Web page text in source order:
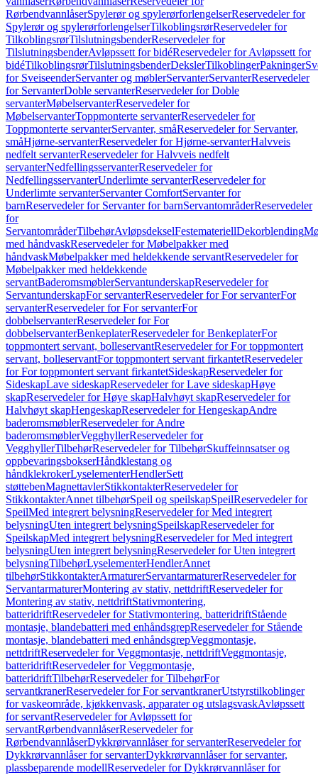
RørbendvannlåserSpylerør og spylerørforlengelserReservedeler for
Spylerør og spylerørforlengelserTilkoblingsrørReservedeler for
TilkoblingsrørTilslutningsbenderReservedeler for
TilslutningsbenderAvløpssett for bidéReservedeler for Avløpssett for
bidéTilkoblingsrørTilslutningsbenderDekslerTilkoblingerPakninger
for SveiseenderServanter og møblerServanterServanterReservedeler
for ServanterDoble servanterReservedeler for Doble
servanterMøbelservanterReservedeler for
MøbelservanterToppmonterte servanterReservedeler for
Toppmonterte servanterServanter, småReservedeler for Servanter,
småHjørne-servanterReservedeler for Hjørne-servanterHalvveis
nedfelt servanterReservedeler for Halvveis nedfelt
servanterNedfellingsservanterReservedeler for
NedfellingsservanterUnderlimte servanterReservedeler for
Underlimte servanterServanter ComfortServanter for
barnReservedeler for Servanter for barnServantområderReservedeler
for
ServantområderTilbehørAvløpsdekselFestemateriellDekorblending
med håndvaskReservedeler for Møbelpakker med
håndvaskMøbelpakker med heldekkende servantReservedeler for
Møbelpakker med heldekkende
servantBaderomsmøblerServantunderskapReservedeler for
ServantunderskapFor servanterReservedeler for For servanterFor
servanterReservedeler for For servanterFor
dobbelservanterReservedeler for For
dobbelservanterBenkeplaterReservedeler for BenkeplaterFor
toppmontert servant, bolleservantReservedeler for For toppmontert
servant, bolleservantFor toppmontert servant firkantetReservedeler
for For toppmontert servant firkantetSideskapReservedeler for
SideskapLave sideskapReservedeler for Lave sideskapHøye
skapReservedeler for Høye skapHalvhøyt skapReservedeler for
Halvhøyt skapHengeskapReservedeler for HengeskapAndre
baderomsmøblerReservedeler for Andre
baderomsmøblerVegghyllerReservedeler for
VegghyllerTilbehørReservedeler for TilbehørSkuffeinnsatser og
oppbevaringsbokserHåndklestang og
håndklekrokerLyselementerHendlerSett
støttebenMagnettavlerStikkontakterReservedeler for
StikkontakterAnnet tilbehørSpeil og speilskapSpeilReservedeler for
SpeilMed integrert belysningReservedeler for Med integrert
belysningUten integrert belysningSpeilskapReservedeler for
SpeilskapMed integrert belysningReservedeler for Med integrert
belysningUten integrert belysningReservedeler for Uten integrert
belysningTilbehørLyselementerHendlerAnnet
tilbehørStikkontakterArmaturerServantarmaturerReservedeler for
ServantarmaturerMontering av stativ, nettdriftReservedeler for
Montering av stativ, nettdriftStativmontering,
batteridriftReservedeler for Stativmontering, batteridriftStående
montasje, blandebatteri med enhåndsgrepReservedeler for Stående
montasje, blandebatteri med enhåndsgrepVeggmontasje,
nettdriftReservedeler for Veggmontasje, nettdriftVeggmontasje,
batteridriftReservedeler for Veggmontasje,
batteridriftTilbehørReservedeler for TilbehørFor
servantkranerReservedeler for For servantkranerUtstyrstilkoblinger
for vaskeområde, kjøkkenvask, apparater og utslagsvaskAvløpssett
for servantReservedeler for Avløpssett for
servantRørbendvannlåserReservedeler for
RørbendvannlåserDykkrørvannlåser for servanterReservedeler for
Dykkrørvannlåser for servanterDykkrørvannlåser for servanter,
plassbeparende modellReservedeler for Dykkrørvannlåser for